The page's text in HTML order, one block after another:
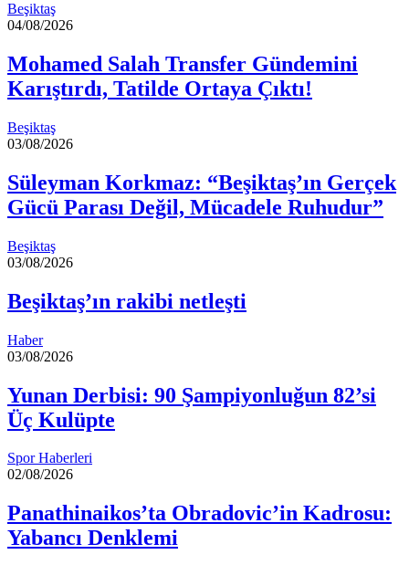
Beşiktaş
04/08/2026
Mohamed Salah Transfer Gündemini
Karıştırdı, Tatilde Ortaya Çıktı!
Beşiktaş
03/08/2026
Süleyman Korkmaz: “Beşiktaş’ın Gerçek
Gücü Parası Değil, Mücadele Ruhudur”
Beşiktaş
03/08/2026
Beşiktaş’ın rakibi netleşti
Haber
03/08/2026
Yunan Derbisi: 90 Şampiyonluğun 82’si
Üç Kulüpte
Spor Haberleri
02/08/2026
Panathinaikos’ta Obradovic’in Kadrosu:
Yabancı Denklemi